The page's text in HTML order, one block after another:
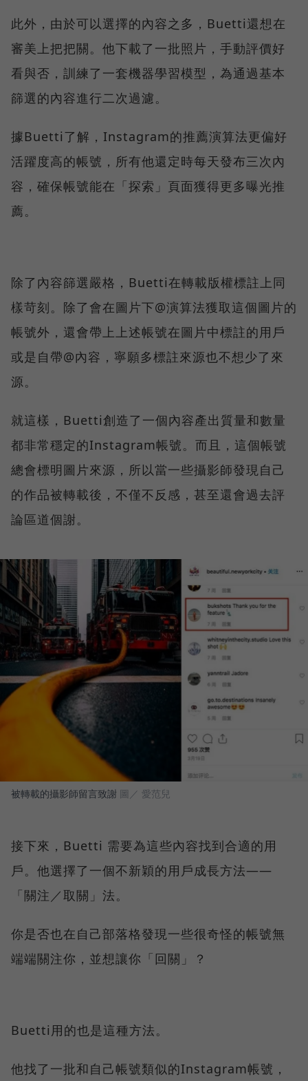
此外，由於可以選擇的內容之多，Buetti還想在
審美上把把關。他下載了一批照片，手動評價好
看與否，訓練了一套機器學習模型，為通過基本
篩選的內容進行二次過濾。
據Buetti了解，Instagram的推薦演算法更偏好
活躍度高的帳號，所有他還定時每天發布三次內
容，確保帳號能在「探索」頁面獲得更多曝光推
薦。
除了內容篩選嚴格，Buetti在轉載版權標註上同
樣苛刻。除了會在圖片下@演算法獲取這個圖片的
帳號外，還會帶上上述帳號在圖片中標註的用戶
或是自帶@內容，寧願多標註來源也不想少了來
源。
就這樣，Buetti創造了一個內容產出質量和數量
都非常穩定的Instagram帳號。而且，這個帳號
總會標明圖片來源，所以當一些攝影師發現自己
的作品被轉載後，不僅不反感，甚至還會過去評
論區道個謝。
被轉載的攝影師留言致謝 圖／ 愛范兒
接下來，Buetti 需要為這些內容找到合適的用
戶。他選擇了一個不新穎的用戶成長方法——
「關注／取關」法。
你是否也在自己部落格發現一些很奇怪的帳號無
端端關注你，並想讓你「回關」？
Buetti用的也是這種方法。
他找了一批和自己帳號類似的Instagram帳號，